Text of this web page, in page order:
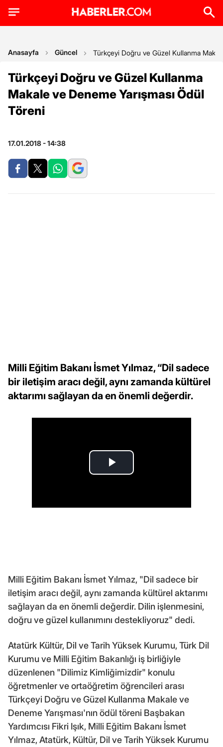
Anasayfa Güncel Türkçeyi Doğru ve Güzel Kullanma
Türkçeyi Doğru ve Güzel Kullanma
Makale ve Deneme Yarışması Ödül
Töreni
17.01.2018 - 14:38
Milli Eğitim Bakanı İsmet Yılmaz, “Dil sadece
bir iletişim aracı değil, aynı zamanda kültürel
aktarımı sağlayan da en önemli değerdir.
Milli Eğitim Bakanı İsmet Yılmaz, "Dil sadece bir
iletişim aracı değil, aynı zamanda kültürel aktarımı
sağlayan da en önemli değerdir. Dilin işlenmesini,
doğru ve güzel kullanımını destekliyoruz" dedi.
Atatürk Kültür, Dil ve Tarih Yüksek Kurumu, Türk Dil
Kurumu ve Milli Eğitim Bakanlığı iş birliğiyle
düzenlenen "Dilimiz Kimliğimizdir" konulu
öğretmenler ve ortaöğretim öğrencileri arası
Türkçeyi Doğru ve Güzel Kullanma Makale ve
Deneme Yarışması'nın ödül töreni Başbakan
Yardımcısı Fikri Işık, Milli Eğitim Bakanı İsmet
Yılmaz, Atatürk, Kültür, Dil ve Tarih Yüksek Kurumu